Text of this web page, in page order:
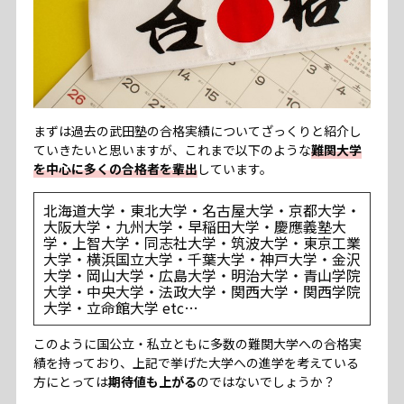
まずは過去の武田塾の合格実績についてざっくりと紹介し
ていきたいと思いますが、これまで以下のような難関大学
を中心に多くの合格者を輩出しています。
北海道大学・東北大学・名古屋大学・京都大学・
大阪大学・九州大学・早稲田大学・慶應義塾大
学・上智大学・同志社大学・筑波大学・東京工業
大学・横浜国立大学・千葉大学・神戸大学・金沢
大学・岡山大学・広島大学・明治大学・青山学院
大学・中央大学・法政大学・関西大学・関西学院
大学・立命館大学 etc…
このように国公立・私立ともに多数の難関大学への合格実
績を持っており、上記で挙げた大学への進学を考えている
方にとっては期待値も上がるのではないでしょうか？